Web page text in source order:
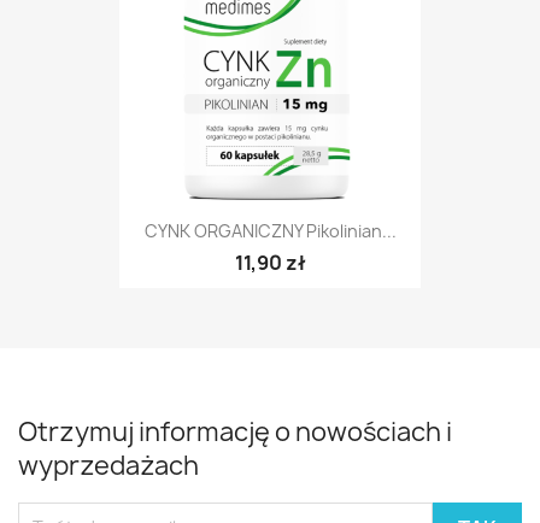
CYNK ORGANICZNY Pikolinian...
11,90 zł
Otrzymuj informację o nowościach i
wyprzedażach